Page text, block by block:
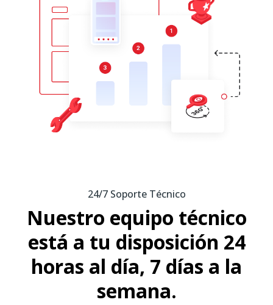
24/7 Soporte Técnico
Nuestro equipo técnico
está a tu disposición 24
horas al día, 7 días a la
semana.